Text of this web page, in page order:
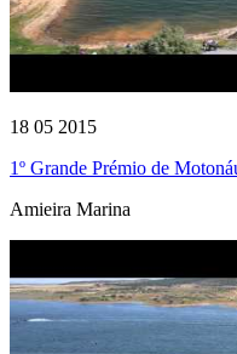
18 05 2015
1º Grande Prémio de
Amieira Marina